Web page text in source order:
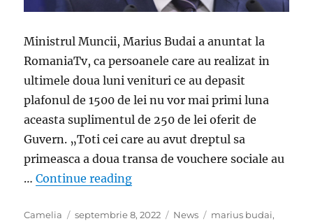
Ministrul Muncii, Marius Budai a anuntat la
RomaniaTv, ca persoanele care au realizat in
ultimele doua luni venituri ce au depasit
plafonul de 1500 de lei nu vor mai primi luna
aceasta suplimentul de 250 de lei oferit de
Guvern. „Toti cei care au avut dreptul sa
primeasca a doua transa de vouchere sociale au
…Continue reading„Ministrul Muncii a facut
Author
Camelia
Posted
septembrie 8, 2022 Categories
News Tags
marius budai,